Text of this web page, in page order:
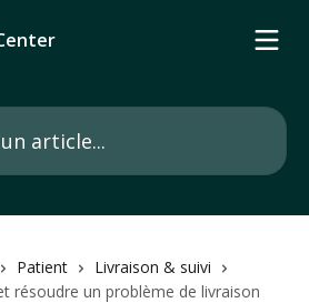
Patient
Livraison & suivi
résoudre un problème de livraison